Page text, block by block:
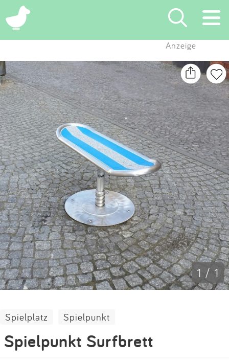
×
Suchen
Eintragen
App
Blog
Partner
Kontakt
Impressum
Anmelden
Anzeige
1 / 1
Spielplatz Spielpunkt
Spielpunkt Surfbrett